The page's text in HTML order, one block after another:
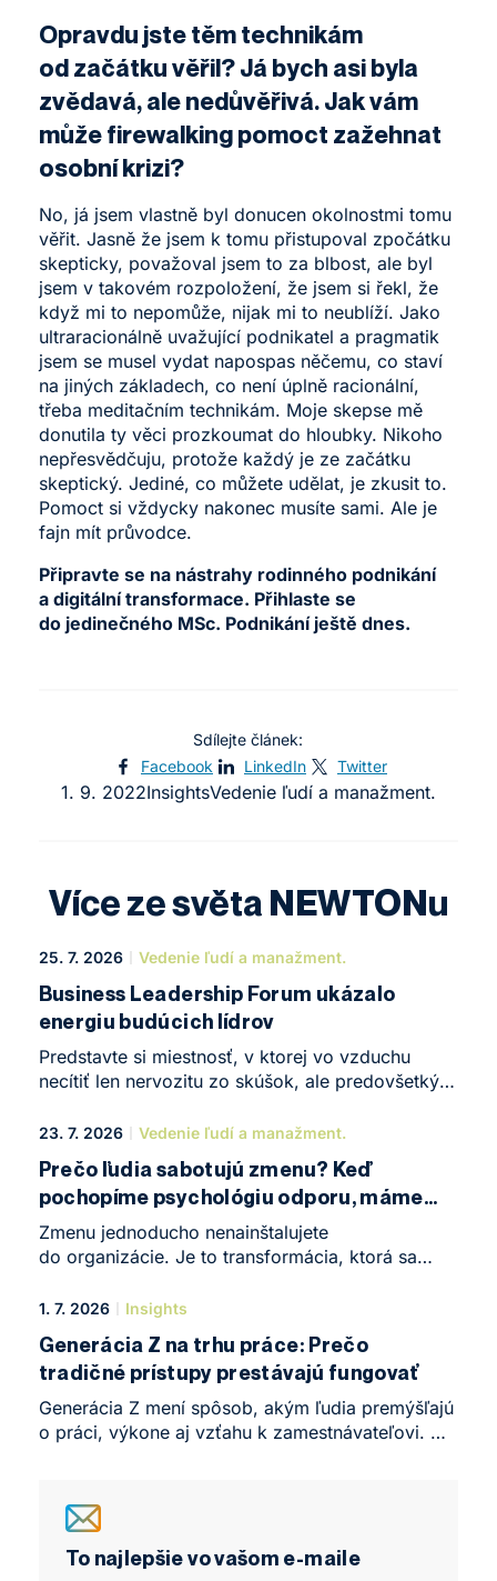
Opravdu jste těm technikám
od začátku věřil? Já bych asi byla
zvědavá, ale nedůvěřivá. Jak vám
může firewalking pomoct zažehnat
osobní krizi?
No, já jsem vlastně byl donucen okolnostmi tomu
věřit. Jasně že jsem k tomu přistupoval zpočátku
skepticky, považoval jsem to za blbost, ale byl
jsem v takovém rozpoložení, že jsem si řekl, že
když mi to nepomůže, nijak mi to neublíží. Jako
ultraracionálně uvažující podnikatel a pragmatik
jsem se musel vydat napospas něčemu, co staví
na jiných základech, co není úplně racionální,
třeba meditačním technikám. Moje skepse mě
donutila ty věci prozkoumat do hloubky. Nikoho
nepřesvědčuju, protože každý je ze začátku
skeptický. Jediné, co můžete udělat, je zkusit to.
Pomoct si vždycky nakonec musíte sami. Ale je
fajn mít průvodce.
Připravte se na nástrahy rodinného podnikání
a digitální transformace. Přihlaste se
do jedinečného MSc. Podnikání ještě dnes.
Sdílejte článek:
Facebook
LinkedIn Twitter
1. 9. 2022InsightsVedenie ľudí a manažment.
Více ze světa NEWTONu
25. 7. 2026 Vedenie ľudí a manažment.
Business Leadership Forum ukázalo
energiu budúcich lídrov
Predstavte si miestnosť, v ktorej vo vzduchu
necítiť len nervozitu zo skúšok, ale predovšetkým
zavládla koncom mája v NEWTON Business
Forum, komorná, no o to intenzívnejšia
konferencia, ktorá symbolicky uzavrela prvý rok
štúdia rovnomenného programu.
23. 7. 2026 Vedenie ľudí a manažment.
Prečo ľudia sabotujú zmenu? Keď
pochopíme psychológiu odporu, máme
z polovice vyhraté
Zmenu jednoducho nenainštalujete
do organizácie. Je to transformácia, ktorá sa
najgeniálnejšie biznisové stratégie narážajú
1. 7. 2026 Insights
Generácia Z na trhu práce: Prečo
tradičné prístupy prestávajú fungovať
Generácia Z mení spôsob, akým ľudia premýšľajú
o práci, výkone aj vzťahu k zamestnávateľovi. Do
manažéri zvyknutí. Nejde o generačný výstrelok,
ale o posun, ktorý začína zásadne ovplyvňovať
fungovanie tímov, výkon aj stabilitu ľudí vo
To najlepšie vo vašom e-maile